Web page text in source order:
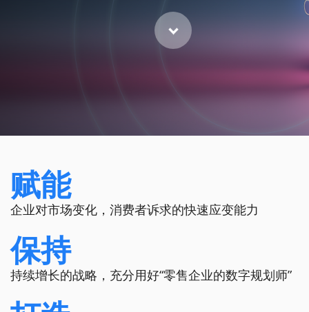
赋能
企业对市场变化，消费者诉求的快速应变能力
保持
持续增长的战略，充分用好“零售企业的数字规划师”